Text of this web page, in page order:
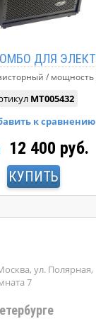
КОМБО ДЛЯ
мощность
MT005432
12 400 руб.
КУПИТЬ
ул. Полярная,
7